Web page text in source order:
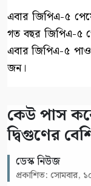
এবার জিপিএ-৫
গত বছর জিপিএ-৫
এবার জিপিএ-৫
জন।
কেউ পাস
দ্বিগুণের
ডেস্ক নিউজ
প্রকাশিত: সোমবার,